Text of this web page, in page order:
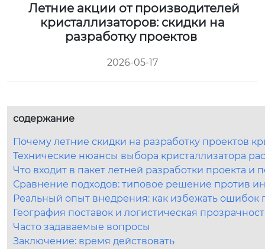
Летние акции от производителей
кристаллизаторов: скидки на
разработку проектов
2026-05-17
содержание
Почему летние скидки на разработку проектов
Технические нюансы выбора кристаллизатора
Что входит в пакет летней разработки проекта и
Сравнение подходов: типовое решение против
Реальный опыт внедрения: как избежать
География поставок и логистическая
Часто задаваемые вопросы
Заключение: время действовать